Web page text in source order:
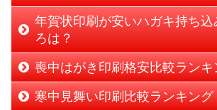
年賀状印刷が安いハガキ持ち込
ろは？
喪中はがき印刷格安比較ランキ
寒中見舞い印刷比較ランキング